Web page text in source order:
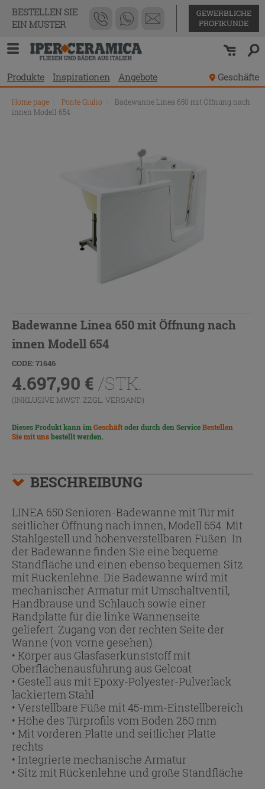
BESTELLEN SIE
EIN MUSTER
GEWERBLICHE
PROFIKUNDE
Produkte Inspirationen Angebote Geschäfte
Home page Ponte Giulio
Badewanne Linea 650 mit Öffnung nach
innen Modell 654
Badewanne Linea 650 mit Öffnung nach
innen Modell 654
CODE: 71646
4.697,90 € /STK.
(INKLUSIVE MWST. ZZGL. VERSAND)
Dieses Produkt kann imGeschäftoder durch den ServiceBestellen
Sie mit unsbestellt werden.
BESCHREIBUNG
LINEA 650 Senioren-Badewanne mit Tür mit
seitlicher Öffnung nach innen, Modell 654. Mit
Stahlgestell und höhenverstellbaren Füßen. In
der Badewanne finden Sie eine bequeme
Standfläche und einen ebenso bequemen Sitz
mit Rückenlehne. Die Badewanne wird mit
mechanischer Armatur mit Umschaltventil,
Handbrause und Schlauch sowie einer
Randplatte für die linke Wannenseite
geliefert. Zugang von der rechten Seite der
Wanne (von vorne gesehen).
• Körper aus Glasfaserkunststoff mit
Oberflächenausführung aus Gelcoat
• Gestell aus mit Epoxy-Polyester-Pulverlack
lackiertem Stahl
• Verstellbare Füße mit 45-mm-Einstellbereich
• Höhe des Türprofils vom Boden 260 mm
• Mit vorderen Platte und seitlicher Platte
rechts
• Integrierte mechanische Armatur
• Sitz mit Rückenlehne und große Standfläche